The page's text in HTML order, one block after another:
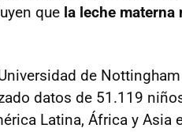
que la leche
de
datos de 51.119
Latina, África y